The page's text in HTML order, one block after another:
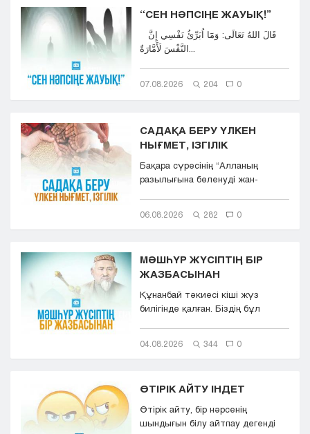
“СЕН НӘПСІҢЕ ЖАУЫҚ!”
07.08.2026 204 0
САДАҚА БЕРУ ҮЛКЕН
НЫҒМЕТ, ІЗГІЛІК
Бақара сүресінің “Aлланың
разылығына бөленуді жан-
06.08.2026 282 0
МӘШҺҮР ЖҮСІПТІҢ БІР
ЖАЗБАСЫНАН
Құнанбай тәкиесі кіші жүз
билігінде қалған. Біздің бұл
04.08.2026 344 0
ӨТІРІК АЙТУ ІНДЕТ
Өтірік айту, бір нәрсенің
шындығын білу айтпау дегенді